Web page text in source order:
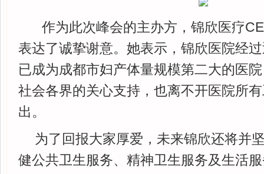
作为此次峰会的主办方，锦欣医疗
表达了诚挚谢意。她表示，锦欣医院经
已成为成都市妇产体量规模第二大的医
社会各界的关心支持，也离不开医院所
出。
为了回报大家厚爱，未来锦欣还将并
健公共卫生服务、精神卫生服务及生活